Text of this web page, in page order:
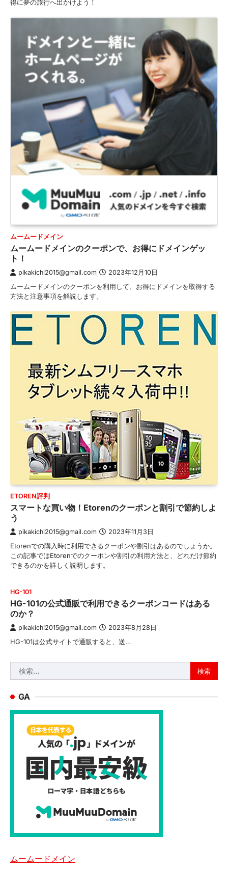
得に夢の旅行へ出かけよう！
ムームードメイン
ムームードメインのクーポンで、お得にドメインゲッ
ト！
pikakichi2015@gmail.com 2023年12月10日
ムームードメインのクーポンを利用して、お得にドメインを取得する
方法と注意事項を解説します。
ETOREN評判
スマートな買い物！Etorenのクーポンと割引で節約しよ
う
pikakichi2015@gmail.com 2023年11月3日
Etorenでの購入時に利用できるクーポンや割引はあるのでしょうか。
この記事ではEtorenでのクーポンや割引の利用方法と、どれだけ節約
できるのかを詳しく説明します。
HG-101
HG-101の公式通販で利用できるクーポンコードはある
のか？
pikakichi2015@gmail.com 2023年8月28日
HG-101は公式サイトで通販すると、送…
索:
GA
ムームードメイン